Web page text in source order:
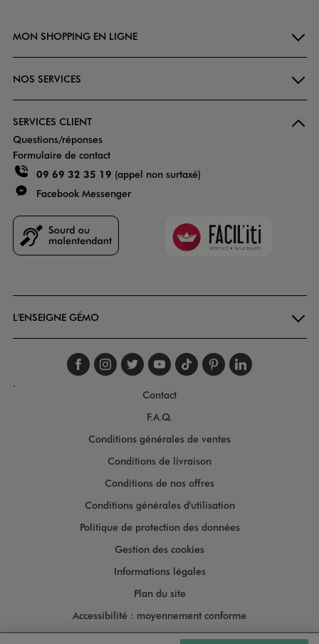
MON SHOPPING EN LIGNE
NOS SERVICES
SERVICES CLIENT
Questions/réponses
Formulaire de contact
09 69 32 35 19 (appel non surtaxé)
Facebook Messenger
Faciliti
L'ENSEIGNE GÉMO
Suivez-nous sur
Suivez-nous sur
Suivez-nous sur
Suivez-nous
Suivez-nous
Suivez-
.
Contact
F.A.Q.
Conditions générales de ventes
Conditions de livraison
Conditions de nos offres
Conditions générales d'utilisation
Politique de protection des données
Gestion des cookies
Informations légales
Plan du site
Accessibilité : moyennement conforme